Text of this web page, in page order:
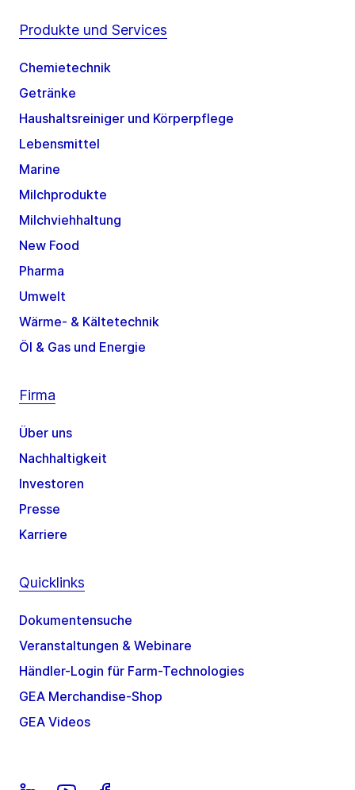
Produkte und Services
Chemietechnik
Getränke
Haushaltsreiniger und Körperpflege
Lebensmittel
Marine
Milchprodukte
Milchviehhaltung
New Food
Pharma
Umwelt
Wärme- & Kältetechnik
Öl & Gas und Energie
Firma
Über uns
Nachhaltigkeit
Investoren
Presse
Karriere
Quicklinks
Dokumentensuche
Veranstaltungen & Webinare
Händler-Login für Farm-Technologies
GEA Merchandise-Shop
GEA Videos